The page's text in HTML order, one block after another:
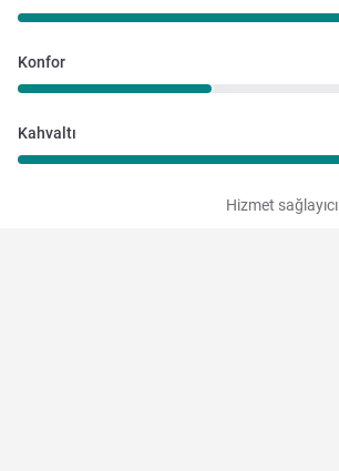
Konfor
Kahvaltı
Hizmet sağlayıcı